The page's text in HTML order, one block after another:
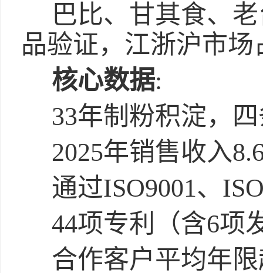
巴比、甘其食、
品验证，江浙沪市场
核心数据:
33年制粉积淀，
2025年销售收入
通过ISO9001、
44项专利（含6项
合作客户平均年